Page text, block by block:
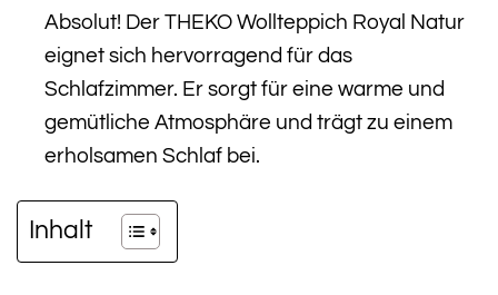
Absolut! Der THEKO Wollteppich Royal Natur
eignet sich hervorragend für das
Schlafzimmer. Er sorgt für eine warme und
gemütliche Atmosphäre und trägt zu einem
erholsamen Schlaf bei.
Inhalt